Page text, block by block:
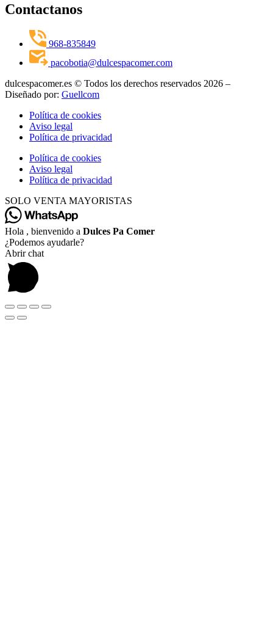
Contactanos
968-835849
pacobotia@dulcespacomer.com
dulcespacomer.es © Todos los derechos reservados 2026 –
Diseñado por: Guellcom
Política de cookies
Aviso legal
Política de privacidad
Política de cookies
Aviso legal
Política de privacidad
SOLO VENTA MAYORISTAS
Hola , bienvenido a Dulces Pa Comer
¿Podemos ayudarle?
Abrir chat